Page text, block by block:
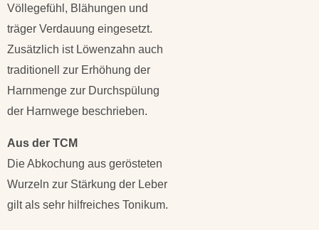
Völlegefühl, Blähungen und
träger Verdauung eingesetzt.
Zusätzlich ist Löwenzahn auch
traditionell zur Erhöhung der
Harnmenge zur Durchspülung
der Harnwege beschrieben.
Aus der TCM
Die Abkochung aus gerösteten
Wurzeln zur Stärkung der Leber
gilt als sehr hilfreiches Tonikum.